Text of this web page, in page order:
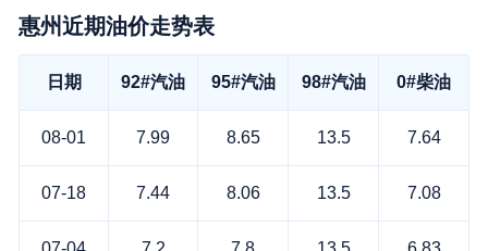
惠州近期油价走势表
日期 92#汽油 95#汽油 98#汽油 0#柴油
08-01 7.99 8.65 13.5 7.64
07-18 7.44 8.06 13.5 7.08